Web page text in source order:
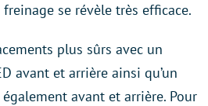
se révèle très efficace.
plus sûrs avec un
avant et arrière ainsi qu’un
avant et arrière. Pour